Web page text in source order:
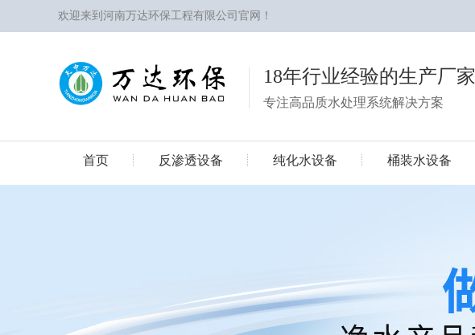
欢迎来到河南万达环保工程有限公司官网！
18年行业经验的生产厂家
专注高品质水处理系统解决方案
首页 反渗透设备 纯化水设备 桶装水设备